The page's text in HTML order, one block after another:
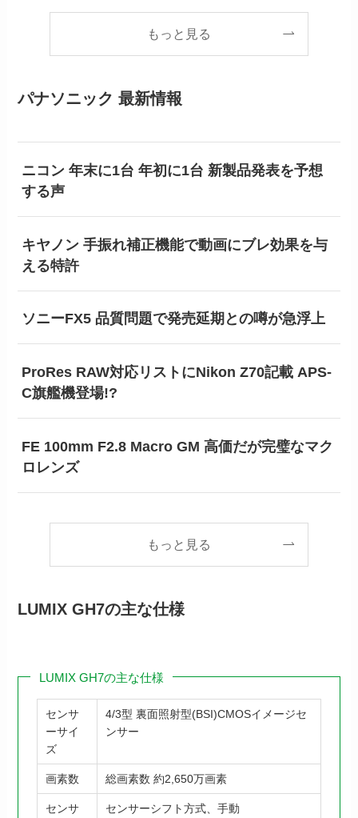
もっと見る
パナソニック 最新情報
ニコン 年末に1台 年初に1台 新製品発表を予想
する声
キヤノン 手振れ補正機能で動画にブレ効果を与
える特許
ソニーFX5 品質問題で発売延期との噂が急浮上
ProRes RAW対応リストにNikon Z70記載 APS-
C旗艦機登場!?
FE 100mm F2.8 Macro GM 高価だが完璧なマク
ロレンズ
もっと見る
LUMIX GH7の主な仕様
LUMIX GH7の主な仕様
センサ
ーサイ
ズ
4/3型 裏面照射型(BSI)CMOSイメージセ
ンサー
画素数 総画素数 約2,650万画素
センサ
センサーシフト方式、手動